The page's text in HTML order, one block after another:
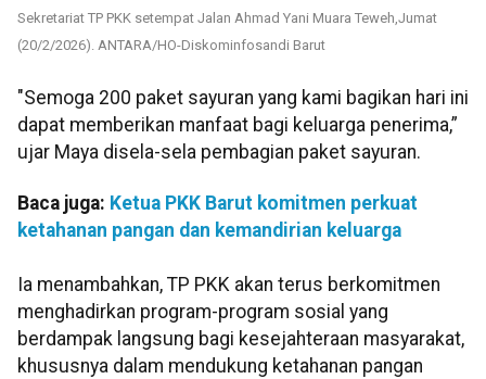
Sekretariat TP PKK setempat Jalan Ahmad Yani Muara Teweh,Jumat
(20/2/2026). ANTARA/HO-Diskominfosandi Barut
"Semoga 200 paket sayuran yang kami bagikan hari ini
dapat memberikan manfaat bagi keluarga penerima,”
ujar Maya disela-sela pembagian paket sayuran.
Baca juga: Ketua PKK Barut komitmen perkuat
ketahanan pangan dan kemandirian keluarga
Ia menambahkan, TP PKK akan terus berkomitmen
menghadirkan program-program sosial yang
berdampak langsung bagi kesejahteraan masyarakat,
khususnya dalam mendukung ketahanan pangan